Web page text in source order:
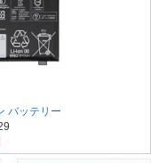
バッテリー